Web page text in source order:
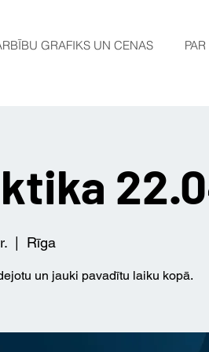
GRAFIKS UN CENAS
Rīga
un jauki pavadītu laiku kopā.